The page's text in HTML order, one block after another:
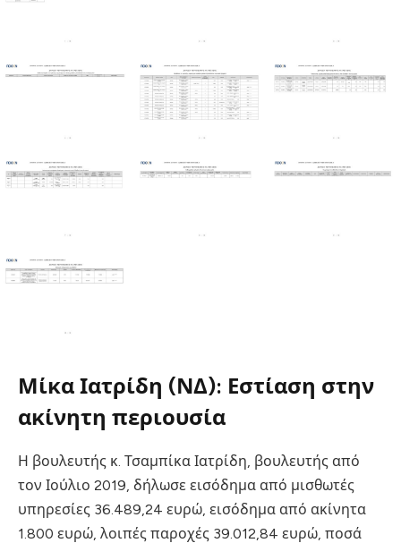
Μίκα Ιατρίδη (ΝΔ): Εστίαση στην
ακίνητη περιουσία
Η βουλευτής κ. Τσαμπίκα Ιατρίδη, βουλευτής από
τον Ιούλιο 2019, δήλωσε εισόδημα από μισθωτές
υπηρεσίες 36.489,24 ευρώ, εισόδημα από ακίνητα
1.800 ευρώ, λοιπές παροχές 39.012,84 ευρώ, ποσά